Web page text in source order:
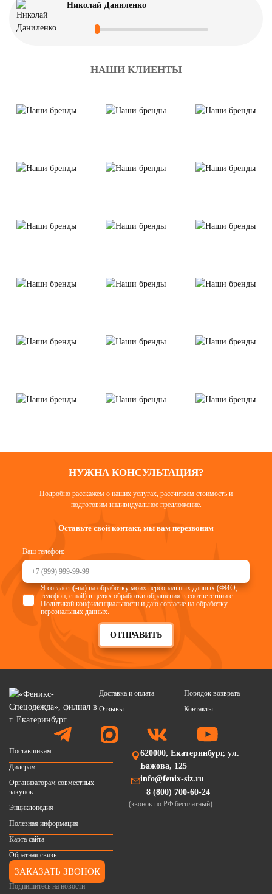
Николай Даниленко
НАШИ КЛИЕНТЫ
НУЖНА КОНСУЛЬТАЦИЯ?
Подробно расскажем о наших услугах, рассчитаем стоимость и
подготовим индивидуальное предложение.
Оставьте свой контакт, мы вам перезвоним
Ваш телефон:
ОТПРАВИТЬ
Я согласен(-на) на обработку моих персональных данных (ФИО,
телефон, email) в целях обработки обращения в соответствии с
Политикой конфиденциальности и даю согласие наобработку
персональных данных
Доставка и оплата
Порядок возврата
Отзывы
Контакты
Подпишитесь на новости
Поставщикам
Дилерам
Организаторам совместных
закупок
Энциклопедия
Полезная информация
Карта сайта
Обратная связь
620000, Екатеринбург, ул.
Бажова, 125
info@fenix-siz.ru
8 (800) 700-60-24
(звонок по РФ бесплатный)
ЗАКАЗАТЬ ЗВОНОК